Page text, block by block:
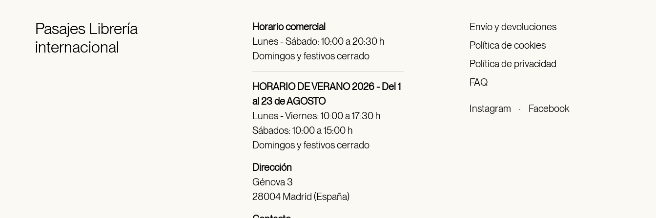
PasajesLibrería
internacional
Horario comercial
Lunes - Sábado: 10:00 a 20:30 h
Domingos y festivos cerrado
HORARIO DE VERANO 2026 - Del 1
al 23 de AGOSTO
Lunes - Viernes: 10:00 a 17:30 h
Sábados: 10:00 a 15:00 h
Domingos y festivos cerrado
Dirección
Génova 3
28004 Madrid (España)
Envío y devoluciones
Política de cookies
Política de privacidad
FAQ
Instagram · Facebook